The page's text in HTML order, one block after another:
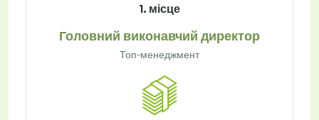
1. місце
Головний виконавчий директор
Топ-менеджмент